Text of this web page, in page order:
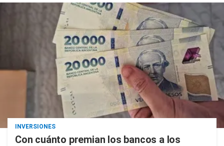
INVERSIONES
Con cuánto premian los bancos a los